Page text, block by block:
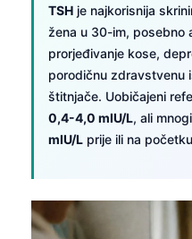
TSH je najkorisnija
žena u 30-im, posebno
prorjeđivanje kose,
porodičnu zdravstvenu
štitnjače. Uobičajeni
0,4-4,0 mIU/L, ali
mIU/L prije ili na